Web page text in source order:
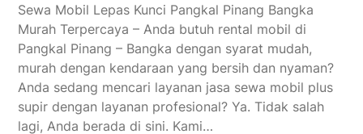
Sewa Mobil Lepas Kunci Pangkal Pinang Bangka
Murah Terpercaya – Anda butuh rental mobil di
Pangkal Pinang – Bangka dengan syarat mudah,
murah dengan kendaraan yang bersih dan nyaman?
Anda sedang mencari layanan jasa sewa mobil plus
supir dengan layanan profesional? Ya. Tidak salah
lagi, Anda berada di sini. Kami…